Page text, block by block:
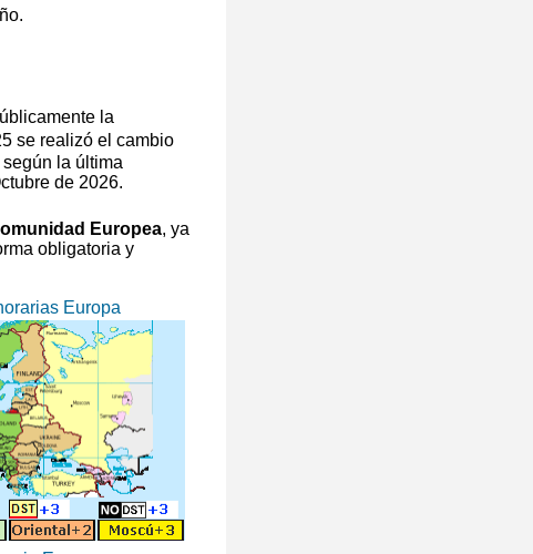
la
se realizó el cambio
la última
de 2026.
Europea, ya
obligatoria y
Europa